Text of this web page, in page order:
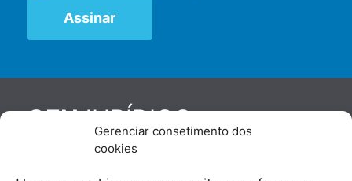
Gerenciar consetimento dos
cookies
GENJURÍDICO
De maneira independente, os autores e